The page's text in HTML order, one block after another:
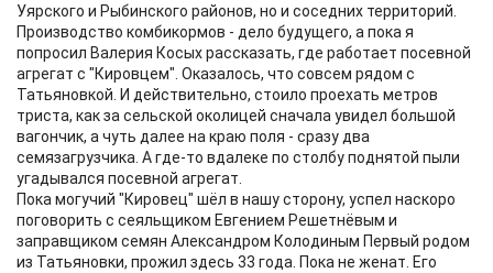
Уярского и Рыбинского районов, но и соседних территорий.
Производство комбикормов - дело будущего, а пока я
попросил Валерия Косых рассказать, где работает посевной
агрегат с "Кировцем". Оказалось, что совсем рядом с
Татьяновкой. И действительно, стоило проехать метров
триста, как за сельской околицей сначала увидел большой
вагончик, а чуть далее на краю поля - сразу два
семязагрузчика. А где-то вдалеке по столбу поднятой пыли
угадывался посевной агрегат.
Пока могучий "Кировец" шёл в нашу сторону, успел наскоро
поговорить с сеяльщиком Евгением Решетнёвым и
заправщиком семян Александром Колодиным Первый родом
из Татьяновки, прожил здесь 33 года. Пока не женат. Его